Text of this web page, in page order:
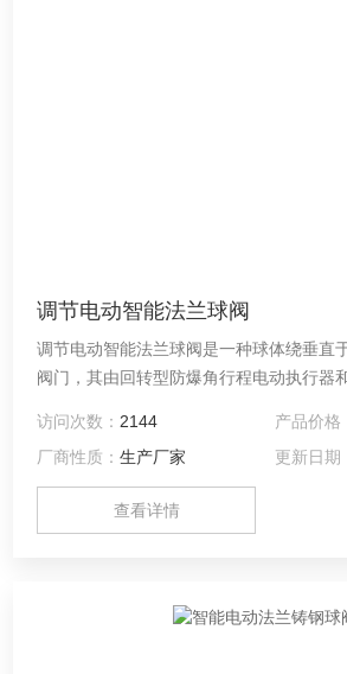
调节电动智能法兰球阀
调节电动智能法兰球阀是一种球体绕垂直
阀门，其由回转型防爆角行程电动执行器
（DCS、PLC系统）仪表来源的电流信号
出，输入控制信号（4～20mADC或1～
可控制运转，具有功能强、体积小、轻便
套简单、流通能力大、特别适合于介质是
访问次数： 2144 产品价格
厂商性质：生产厂家 更新日期
查看详情